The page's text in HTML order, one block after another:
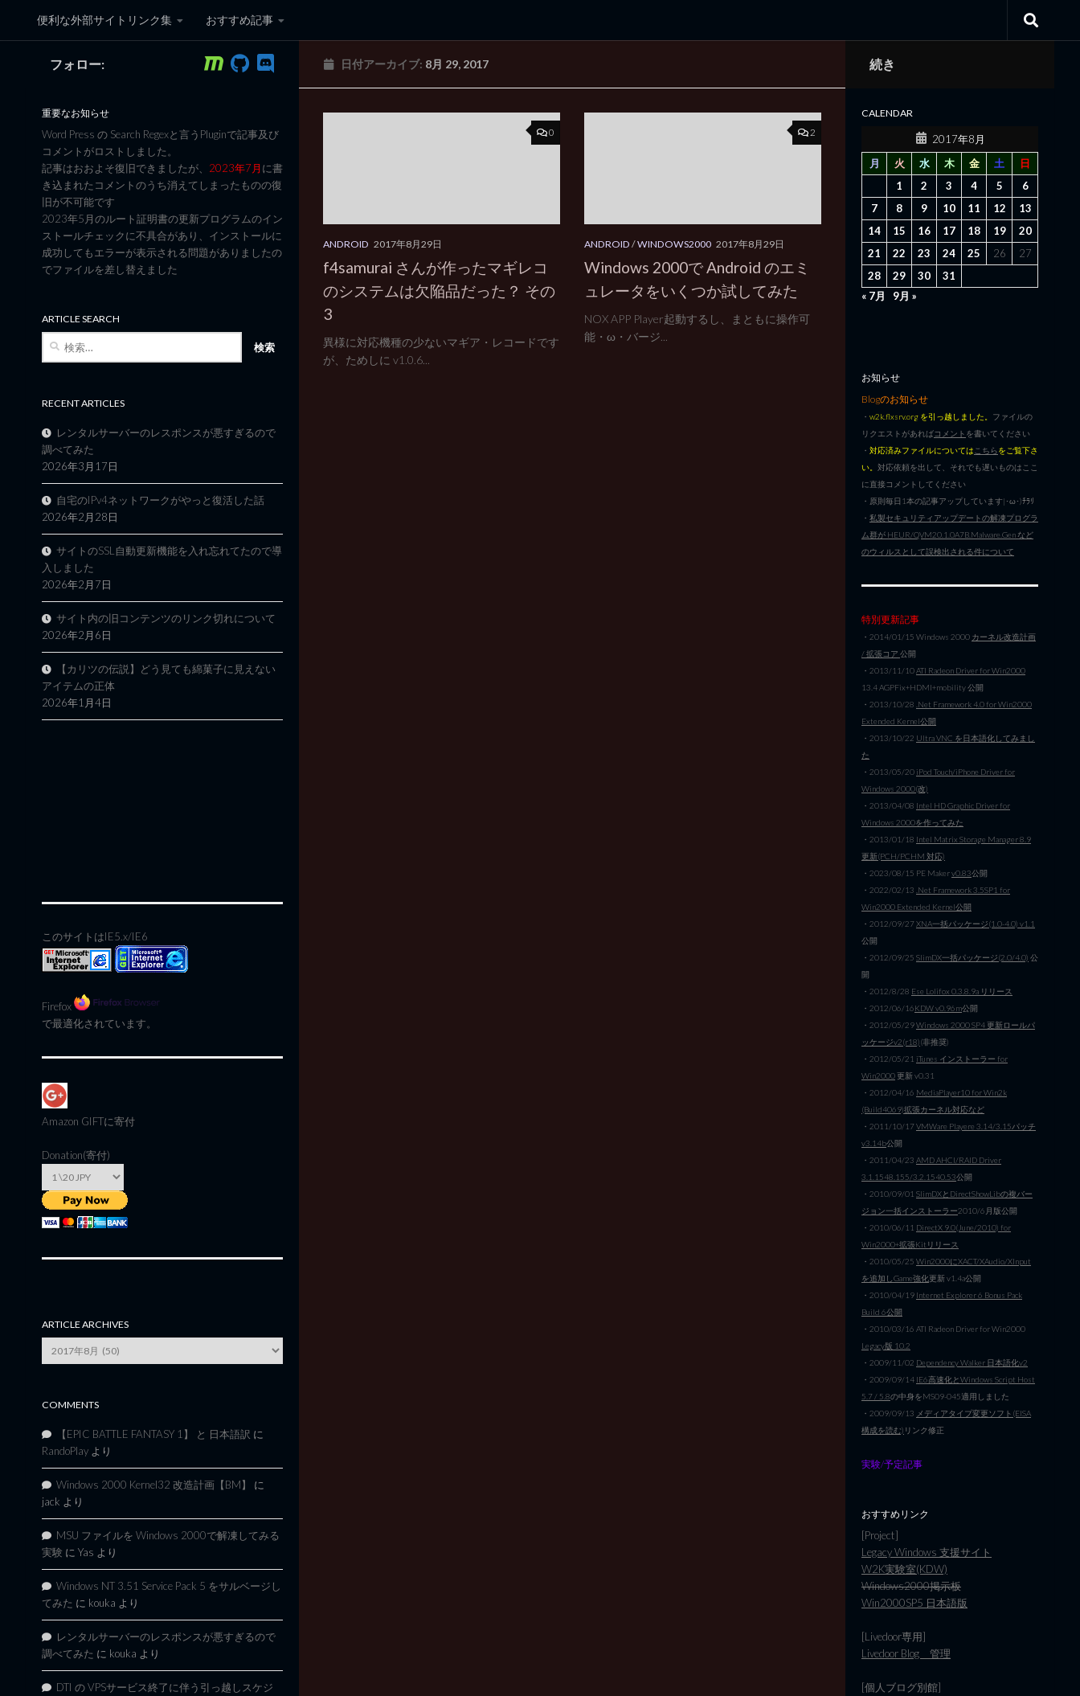
コンテンツへスキップ
便利な外部サイトリンク集 おすすめ記事
黒翼猫のコンピュータ日記 3rd Edition
日付アーカイブ: 8月 29, 2017
0
ANDROID 2017年8月29日
f4samurai さんが作ったマギレコ
のシステムは欠陥品だった？ その
3
異様に対応機種の少ないマギア・レコードです
が、ためしに v1.0.6...
2
ANDROID /WINDOWS2000 2017年8月29日
Windows 2000で Android のエミ
ュレータをいくつか試してみた
NOX APP Player起動するし、まともに操作可
能・ω・バージ...
フォロー:
重要なお知らせ
Word Press の Search Regexと言うPluginで記事及び
コメントがロストしました。
記事はおおよそ復旧できましたが、 2023年7月に書
き込まれたコメントのうち消えてしまったものの復
旧が不可能です
2023年5月のルート証明書の更新プログラムのイン
ストールチェックに不具合があり、インストールに
成功してもエラーが表示される問題がありましたの
でファイルを差し替えました
ARTICLE SEARCH
RECENT ARTICLES
レンタルサーバーのレスポンスが悪すぎるので
調べてみた
2026年3月17日
自宅のIPv4ネットワークがやっと復活した話
2026年2月28日
サイトのSSL自動更新機能を入れ忘れてたので導
入しました
2026年2月7日
サイト内の旧コンテンツのリンク切れについて
2026年2月6日
【カリツの伝説】どう見ても綿菓子に見えない
アイテムの正体
2026年1月4日
このサイトはIE5.x/IE6
Firefox
で最適化されています。
Amazon GIFTに寄付
Donation(寄付)
ARTICLE ARCHIVES
Archives
COMMENTS
【EPIC BATTLE FANTASY 1】 と 日本語訳 に
RandoPlay より
Windows 2000 Kernel32 改造計画【BM】
に
jack より
MSU ファイルを Windows 2000で解凍してみる
実験 に Yas より
Windows NT 3.51 Service Pack 5 をサルベージし
てみた に kouka より
レンタルサーバーのレスポンスが悪すぎるので
調べてみた に kouka より
DTI の VPSサービス終了に伴う引っ越しスケジ
続き
CALENDAR
2017年8月
月
火 水 木 金 土
日
1
2 3 4 5
6
7
8 9 10 11 12
13
14
15 16 17 18 19
20
21
22 23 24 25 26
27
28
29 30
31
« 7月
9月 »
お知らせ
Blogのお知らせ
・ w2k.flxsrv.org を引っ越しました。 ファイルの
リクエストがあればコメント を書いてください
・ 対応済みファイルについては こちらをご覧下さ
い。 対応依頼を出して、それでも遅いものはここ
に直接コメントしてください
・原則毎日1本の記事アップしています|･ω･)ﾁﾗﾘ
・ 私製セキュリティアップデートの解凍プログラ
ム群が HEUR/QVM20.1.0A7B.Malware.Gen など
のウィルスとして誤検出される件について
特別更新記事
・2014/01/15 Windows 2000 カーネル改造計画
/ 拡張コア 公開
・2013/11/10ATI Radeon Driver for Win2000
13.4 AGPFix+HDMI+mobility 公開
・2013/10/28 .Net Framework 4.0 for Win2000
Extended Kernel公開
・2013/10/22 Ultra VNC を日本語化してみまし
た
・2013/05/20 iPod Touch/iPhone Driver for
Windows 2000(改)
・2013/04/08 Intel HD Graphic Driver for
Windows 2000を作ってみた
・2013/01/18 Intel Matrix Storage Manager 8.9
更新(PCH/PCHM 対応)
・2023/08/15 PE Makerv0.83公開
・2022/02/13 .Net Framework 3.5SP1 for
Win2000 Extended Kernel公開
・2012/09/27XNA一括パッケージ(1.0-4.0) v1.1
公開
・2012/09/25 SlimDX一括パッケージ(2.0/4.0) 公
開
・2012/8/28 Ese Lolifox 0.3.8.9a リリース
・2012/06/16KDW v0.96m公開
・2012/05/29Windows 2000 SP4 更新ロールパ
ッケージv2(r18)(非推奨)
・2012/05/21 iTunes インストーラー for
Win2000更新 v0.31
・2012/04/16 MediaPlayer10 for Win2k
(Build4069)拡張カーネル対応など
・2011/10/17VMWare Playere 3.14/3.15パッチ
v3.14b公開
・2011/04/23 AMD AHCI/RAID Driver
3.1.1548.155/3.2.1540.53公開
・2010/09/01 SlimDXとDirectShowLibの複バー
ジョン一括インストーラー2010/6月版公開
・2010/06/11 DirectX 9.0(June/2010) for
Win2000+拡張Kitリリース
・2010/05/25 Win2000にXACT/XAudio/XInput
を追加しGame強化更新 v1.4a公開
・2010/04/19 Internet Explorer 6 Bonus Pack
Build 6公開
・2010/03/16 ATI Radeon Driver for Win2000
Legacy版 10.2
・2009/11/02 Dependency Walker 日本語化v2
・2009/09/14 IE6高速化とWindows Script Host
5.7 / 5.8の中身をMS09-045適用しました
・2009/09/13 メディアタイプ変更ソフト(EISA
構成を読む) リンク修正
実験/予定記事
おすすめリンク
[Project]
Legacy Windows 支援サイト
W2K実験室(KDW)
Windows2000掲示板
Win2000SP5 日本語版
[Livedoor専用]
Livedoor Blog 管理
[個人ブログ別館]